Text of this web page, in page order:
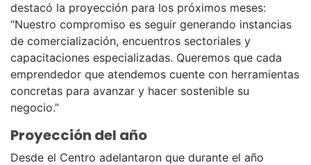
destacó la proyección para los próximos meses:
“Nuestro compromiso es seguir generando instancias
de comercialización, encuentros sectoriales y
capacitaciones especializadas. Queremos que cada
emprendedor que atendemos cuente con herramientas
concretas para avanzar y hacer sostenible su
negocio.”
Proyección del año
Desde el Centro adelantaron que durante el año